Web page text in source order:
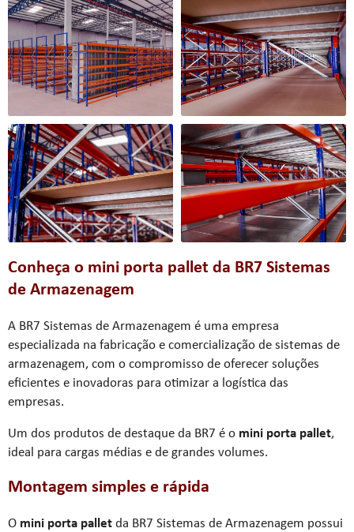
Conheça o mini porta pallet da BR7 Sistemas
de Armazenagem
A BR7 Sistemas de Armazenagem é uma empresa
especializada na fabricação e comercialização de sistemas de
armazenagem, com o compromisso de oferecer soluções
eficientes e inovadoras para otimizar a logística das
empresas.
Um dos produtos de destaque da BR7 é o mini porta pallet,
ideal para cargas médias e de grandes volumes.
Montagem simples e rápida
O mini porta pallet da BR7 Sistemas de Armazenagem possui